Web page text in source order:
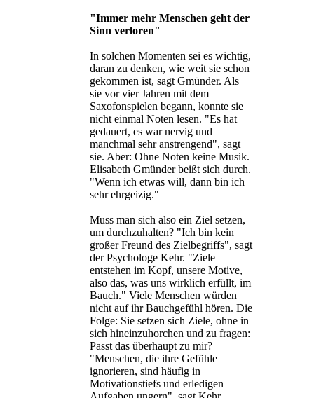
"Immer mehr Menschen geht der
Sinn verloren"
In solchen Momenten sei es wichtig,
daran zu denken, wie weit sie schon
gekommen ist, sagt Gmünder. Als
sie vor vier Jahren mit dem
Saxofonspielen begann, konnte sie
nicht einmal Noten lesen. "Es hat
gedauert, es war nervig und
manchmal sehr anstrengend", sagt
sie. Aber: Ohne Noten keine Musik.
Elisabeth Gmünder beißt sich durch.
"Wenn ich etwas will, dann bin ich
sehr ehrgeizig."
Muss man sich also ein Ziel setzen,
um durchzuhalten? "Ich bin kein
großer Freund des Zielbegriffs", sagt
der Psychologe Kehr. "Ziele
entstehen im Kopf, unsere Motive,
also das, was uns wirklich erfüllt, im
Bauch." Viele Menschen würden
nicht auf ihr Bauchgefühl hören. Die
Folge: Sie setzen sich Ziele, ohne in
sich hineinzuhorchen und zu fragen:
Passt das überhaupt zu mir?
"Menschen, die ihre Gefühle
ignorieren, sind häufig in
Motivationstiefs und erledigen